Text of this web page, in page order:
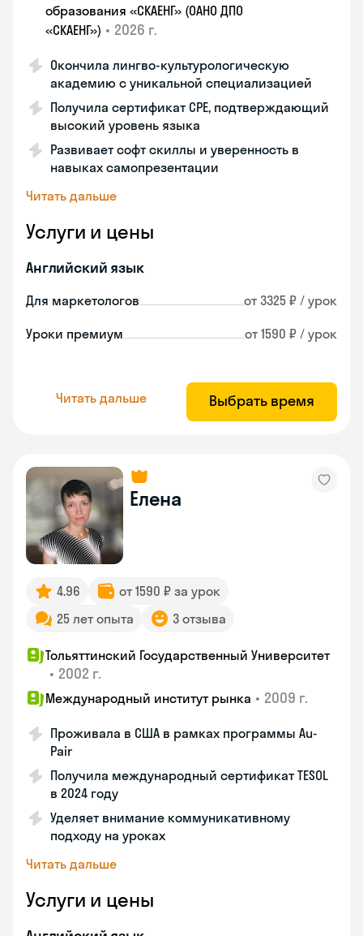
образования «СКАЕНГ» (ОАНО ДПО
«СКАЕНГ») • 2026 г.
Окончила лингво-культурологическую
академию с уникальной специализацией
Получила сертификат CPE, подтверждающий
высокий уровень языка
Развивает софт скиллы и уверенность в
навыках самопрезентации
Читать дальше
Услуги и цены
Английский язык
Для маркетологов от 3325 ₽ / урок
Уроки премиум от 1590 ₽ / урок
Читать дальше Выбрать время
Елена
4.96
от 1590 ₽ за урок
25 лет опыта
3 отзыва
Тольяттинский Государственный Университет
• 2002 г.
Международный институт рынка • 2009 г.
Проживала в США в рамках программы Au-
Pair
Получила международный сертификат TESOL
в 2024 году
Уделяет внимание коммуникативному
подходу на уроках
Читать дальше
Услуги и цены